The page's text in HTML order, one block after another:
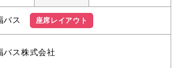
バス 座席レイアウト
バス株式会社